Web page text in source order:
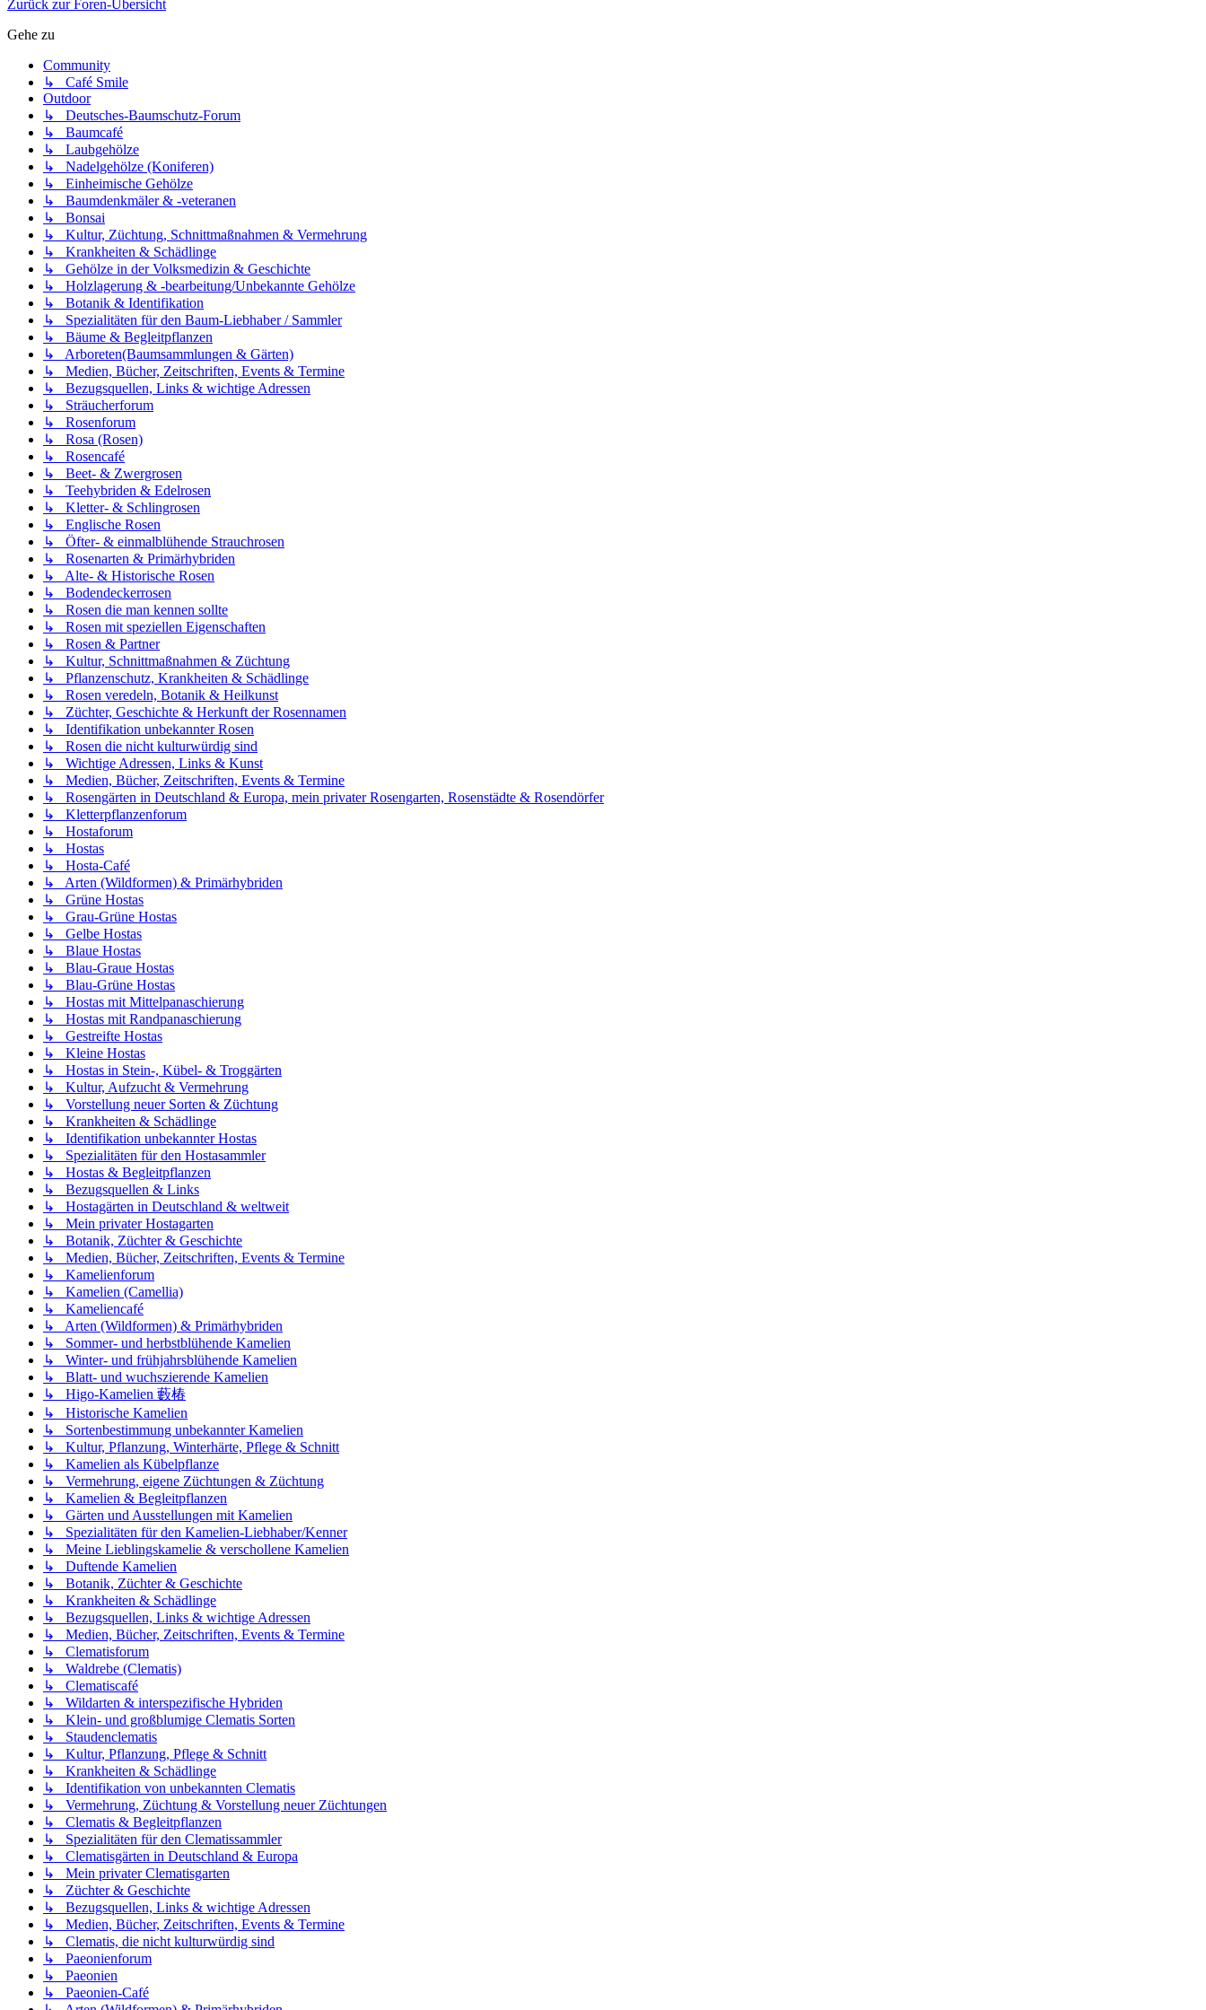
Zurück zur Foren-Übersicht
Gehe zu
Community
↳ Café Smile
Outdoor
↳ Deutsches-Baumschutz-Forum
↳ Baumcafé
↳ Laubgehölze
↳ Nadelgehölze (Koniferen)
↳ Einheimische Gehölze
↳ Baumdenkmäler & -veteranen
↳ Bonsai
↳ Kultur, Züchtung, Schnittmaßnahmen & Vermehrung
↳ Krankheiten & Schädlinge
↳ Gehölze in der Volksmedizin & Geschichte
↳ Holzlagerung & -bearbeitung/Unbekannte Gehölze
↳ Botanik & Identifikation
↳ Spezialitäten für den Baum-Liebhaber / Sammler
↳ Bäume & Begleitpflanzen
↳ Arboreten(Baumsammlungen & Gärten)
↳ Medien, Bücher, Zeitschriften, Events & Termine
↳ Bezugsquellen, Links & wichtige Adressen
↳ Sträucherforum
↳ Rosenforum
↳ Rosa (Rosen)
↳ Rosencafé
↳ Beet- & Zwergrosen
↳ Teehybriden & Edelrosen
↳ Kletter- & Schlingrosen
↳ Englische Rosen
↳ Öfter- & einmalblühende Strauchrosen
↳ Rosenarten & Primärhybriden
↳ Alte- & Historische Rosen
↳ Bodendeckerrosen
↳ Rosen die man kennen sollte
↳ Rosen mit speziellen Eigenschaften
↳ Rosen & Partner
↳ Kultur, Schnittmaßnahmen & Züchtung
↳ Pflanzenschutz, Krankheiten & Schädlinge
↳ Rosen veredeln, Botanik & Heilkunst
↳ Züchter, Geschichte & Herkunft der Rosennamen
↳ Identifikation unbekannter Rosen
↳ Rosen die nicht kulturwürdig sind
↳ Wichtige Adressen, Links & Kunst
↳ Medien, Bücher, Zeitschriften, Events & Termine
↳ Rosengärten in Deutschland & Europa, mein privater Rosengarten, Rosenstädte & Rosendörfer
↳ Kletterpflanzenforum
↳ Hostaforum
↳ Hostas
↳ Hosta-Café
↳ Arten (Wildformen) & Primärhybriden
↳ Grüne Hostas
↳ Grau-Grüne Hostas
↳ Gelbe Hostas
↳ Blaue Hostas
↳ Blau-Graue Hostas
↳ Blau-Grüne Hostas
↳ Hostas mit Mittelpanaschierung
↳ Hostas mit Randpanaschierung
↳ Gestreifte Hostas
↳ Kleine Hostas
↳ Hostas in Stein-, Kübel- & Troggärten
↳ Kultur, Aufzucht & Vermehrung
↳ Vorstellung neuer Sorten & Züchtung
↳ Krankheiten & Schädlinge
↳ Identifikation unbekannter Hostas
↳ Spezialitäten für den Hostasammler
↳ Hostas & Begleitpflanzen
↳ Bezugsquellen & Links
↳ Hostagärten in Deutschland & weltweit
↳ Mein privater Hostagarten
↳ Botanik, Züchter & Geschichte
↳ Medien, Bücher, Zeitschriften, Events & Termine
↳ Kamelienforum
↳ Kamelien (Camellia)
↳ Kameliencafé
↳ Arten (Wildformen) & Primärhybriden
↳ Sommer- und herbstblühende Kamelien
↳ Winter- und frühjahrsblühende Kamelien
↳ Blatt- und wuchszierende Kamelien
↳ Higo-Kamelien 藪椿
↳ Historische Kamelien
↳ Sortenbestimmung unbekannter Kamelien
↳ Kultur, Pflanzung, Winterhärte, Pflege & Schnitt
↳ Kamelien als Kübelpflanze
↳ Vermehrung, eigene Züchtungen & Züchtung
↳ Kamelien & Begleitpflanzen
↳ Gärten und Ausstellungen mit Kamelien
↳ Spezialitäten für den Kamelien-Liebhaber/Kenner
↳ Meine Lieblingskamelie & verschollene Kamelien
↳ Duftende Kamelien
↳ Botanik, Züchter & Geschichte
↳ Krankheiten & Schädlinge
↳ Bezugsquellen, Links & wichtige Adressen
↳ Medien, Bücher, Zeitschriften, Events & Termine
↳ Clematisforum
↳ Waldrebe (Clematis)
↳ Clematiscafé
↳ Wildarten & interspezifische Hybriden
↳ Klein- und großblumige Clematis Sorten
↳ Staudenclematis
↳ Kultur, Pflanzung, Pflege & Schnitt
↳ Krankheiten & Schädlinge
↳ Identifikation von unbekannten Clematis
↳ Vermehrung, Züchtung & Vorstellung neuer Züchtungen
↳ Clematis & Begleitpflanzen
↳ Spezialitäten für den Clematissammler
↳ Clematisgärten in Deutschland & Europa
↳ Mein privater Clematisgarten
↳ Züchter & Geschichte
↳ Bezugsquellen, Links & wichtige Adressen
↳ Medien, Bücher, Zeitschriften, Events & Termine
↳ Clematis, die nicht kulturwürdig sind
↳ Paeonienforum
↳ Paeonien
↳ Paeonien-Café